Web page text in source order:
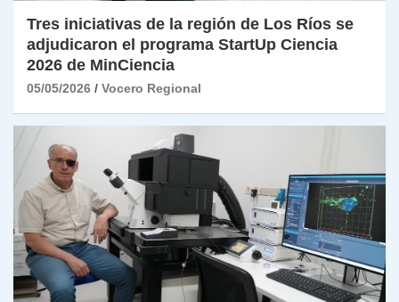
Tres iniciativas de la región de Los Ríos se
adjudicaron el programa StartUp Ciencia
2026 de MinCiencia
05/05/2026 Vocero Regional